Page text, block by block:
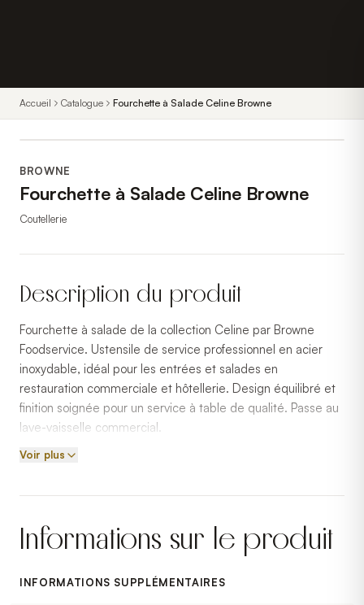
Accueil Catalogue Fourchette à Salade Celine Browne
BROWNE
Fourchette à Salade Celine Browne
Coutellerie
Description du produit
Fourchette à salade de la collection Celine par Browne
Foodservice. Ustensile de service professionnel en acier
inoxydable, idéal pour les entrées et salades en
restauration commerciale et hôtellerie. Design équilibré et
finition soignée pour un service à table de qualité. Passe au
lave-vaisselle commercial.
Voir plus
Informations sur le produit
INFORMATIONS SUPPLÉMENTAIRES